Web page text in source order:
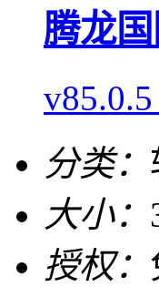
腾龙
分类：
大小：
授权：